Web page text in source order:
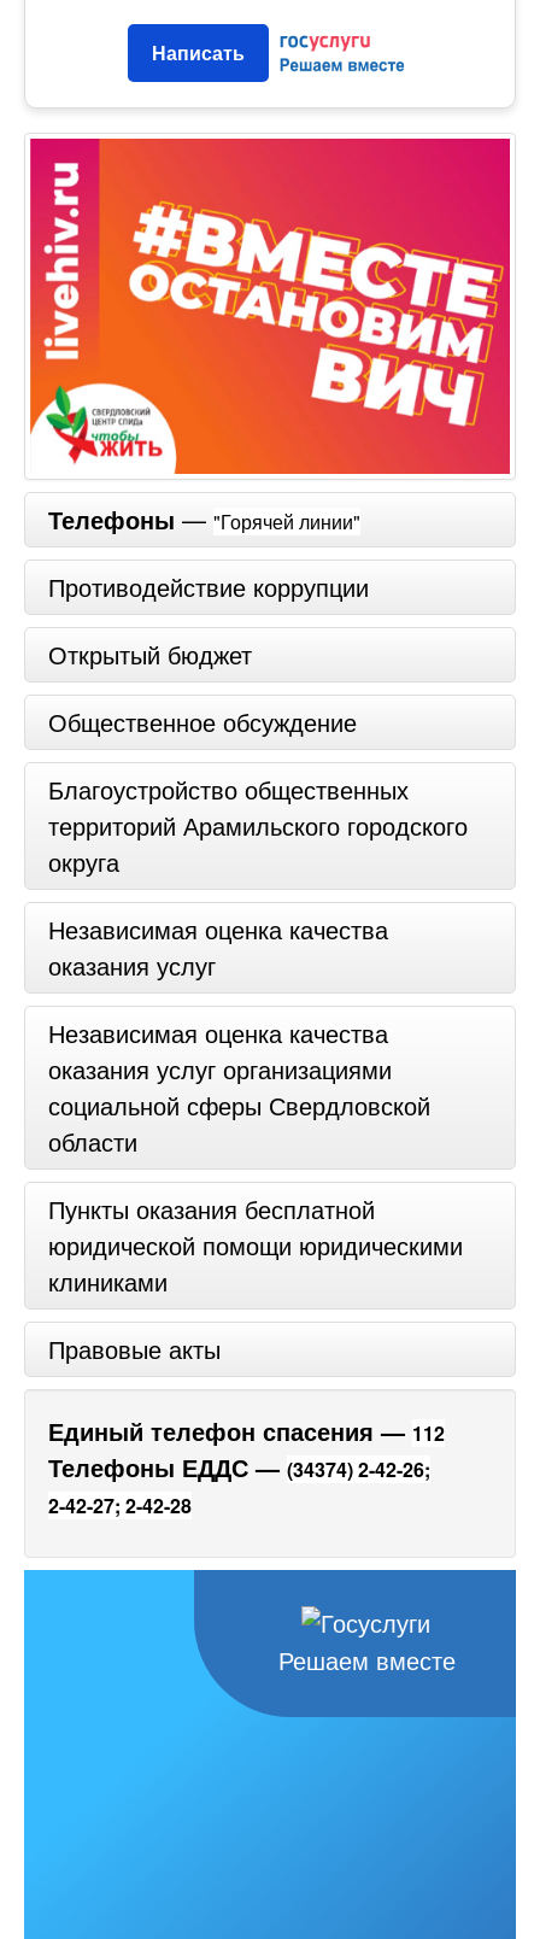
Написать
Телефоны — "Горячей линии"
Противодействие коррупции
Открытый бюджет
Общественное обсуждение
Благоустройство общественных
территорий Арамильского городского
округа
Независимая оценка качества
оказания услуг
Независимая оценка качества
оказания услуг организациями
социальной сферы Свердловской
области
Пункты оказания бесплатной
юридической помощи юридическими
клиниками
Правовые акты
Единый телефон спасения — 112
Телефоны ЕДДС — (34374) 2-42-26;
2-42-27; 2-42-28
Решаем вместе